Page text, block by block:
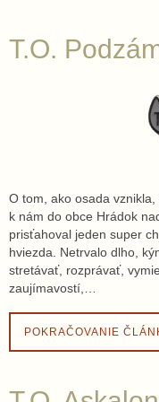
T.O.
O tom, ako osada
k nám do obce Hrádok
prisťahoval jeden super
hviezda. Netrvalo dlho,
stretávať, rozprávať,
zaujímavostí,…
POKRAČOVANIE